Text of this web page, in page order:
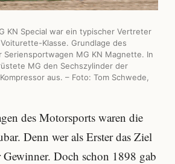
KN Special war ein typischer Vertreter
Klasse. Grundlage des
Seriensportwagen MG KN Magnette. In
MG den Sechszylinder der
aus. – Foto: Tom Schwede,
des Motorsports waren die
Denn wer als Erster das Ziel
Gewinner. Doch schon 1898 gab